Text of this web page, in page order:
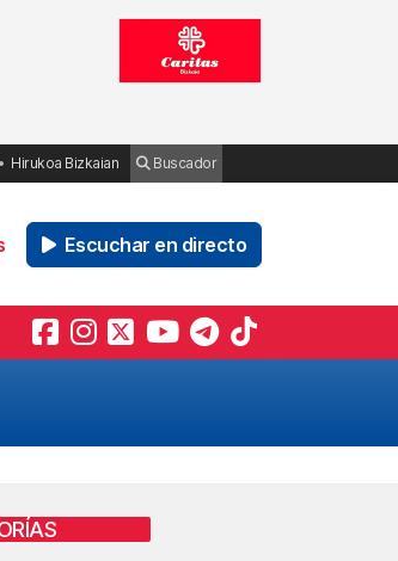
Hirukoa Bizkaian Buscador
Escuchar en directo